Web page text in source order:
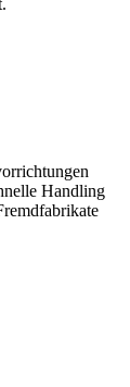
Handling